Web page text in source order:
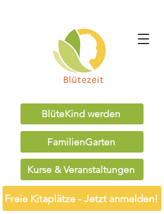
BlüteKind werden
FamilienGarten
Kurse & Veranstaltungen
Freie Kitaplätze - Jetzt anmelden!